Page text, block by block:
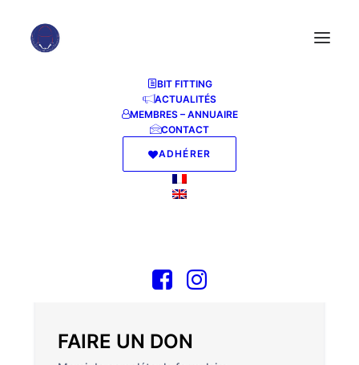
BIT FITTING
ACTUALITÉS
MEMBRES – ANNUAIRE
CONTACT
ADHÉRER